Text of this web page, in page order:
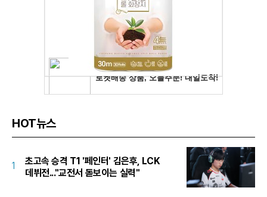
HOT뉴스
1
초고속 승격 T1 '페인터' 김은후, LCK
데뷔전..."교전서 돋보이는 실력"